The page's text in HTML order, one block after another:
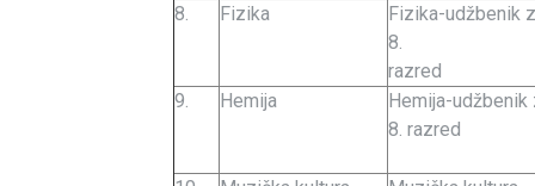
8. Fizika
Fizika-udžbenik
8.
razred
9.
Hemija
Hemija-udžbenik
8. razred